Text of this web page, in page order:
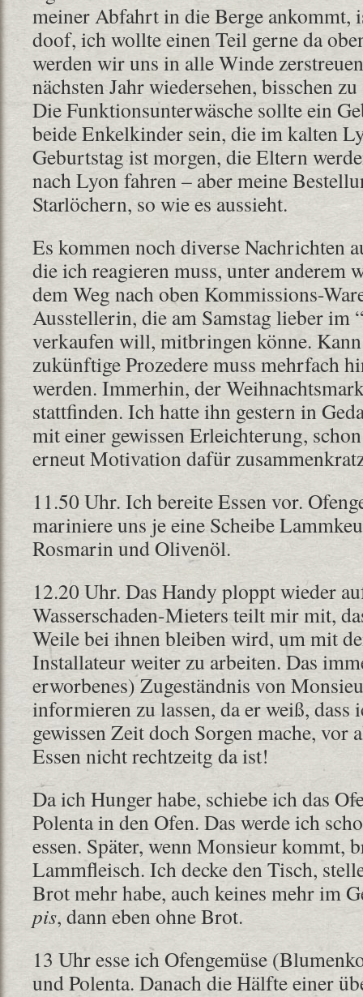
meiner Abfahrt in die Berge ankommt,
doof, ich wollte einen Teil gerne da
werden wir uns in alle Winde
nächsten Jahr wiedersehen, bisschen
Die Funktionsunterwäsche sollte ein
beide Enkelkinder sein, die im kalten
Geburtstag ist morgen, die Eltern
nach Lyon fahren – aber meine
Starlöchern, so wie es aussieht.
Es kommen noch diverse Nachrichten
die ich reagieren muss, unter anderem
dem Weg nach oben Kommissions-
Ausstellerin, die am Samstag lieber im
verkaufen will, mitbringen könne.
zukünftige Prozedere muss mehrfach
werden. Immerhin, der
stattfinden. Ich hatte ihn gestern in
mit einer gewissen Erleichterung,
erneut Motivation dafür
11.50 Uhr. Ich bereite Essen vor.
mariniere uns je eine Scheibe
Rosmarin und Olivenöl.
12.20 Uhr. Das Handy ploppt wieder
Wasserschaden-Mieters teilt mir mit,
Weile bei ihnen bleiben wird, um mit
Installateur weiter zu arbeiten. Das
erworbenes) Zugeständnis von
informieren zu lassen, da er weiß, dass
gewissen Zeit doch Sorgen mache, vor
Essen nicht rechtzeitg da ist!
Da ich Hunger habe, schiebe ich das
Polenta in den Ofen. Das werde ich
essen. Später, wenn Monsieur kommt,
Lammfleisch. Ich decke den Tisch,
Brot mehr habe, auch keines mehr im
pis, dann eben ohne Brot.
13 Uhr esse ich Ofengemüse
und Polenta. Danach die Hälfte einer